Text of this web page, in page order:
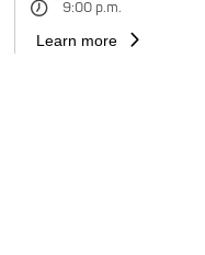
9:00 p.m.
Learn more